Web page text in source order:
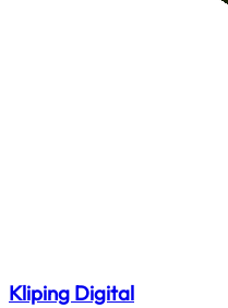
Kliping Digital